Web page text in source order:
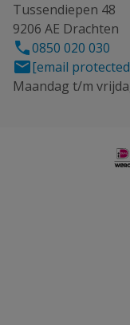
Tussendiepen 48
9206 AE Drachten
0850 020 030
[email
Maandag t/m